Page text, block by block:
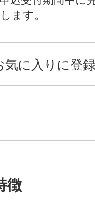
ます。
気に入りに登録
徴